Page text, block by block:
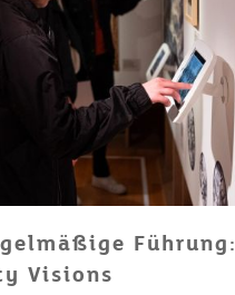
Führung:
Visions